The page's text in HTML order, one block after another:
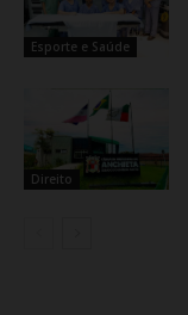
Esporte e Saúde
Direito